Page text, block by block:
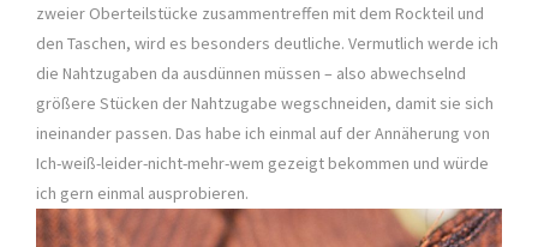
zweier Oberteilstücke zusammentreffen mit dem Rockteil und
den Taschen, wird es besonders deutliche. Vermutlich werde ich
die Nahtzugaben da ausdünnen müssen – also abwechselnd
größere Stücken der Nahtzugabe wegschneiden, damit sie sich
ineinander passen. Das habe ich einmal auf der Annäherung von
Ich-weiß-leider-nicht-mehr-wem gezeigt bekommen und würde
ich gern einmal ausprobieren.